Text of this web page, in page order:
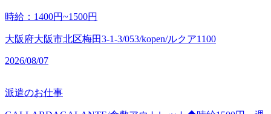
時給 ： 1400円~1500円
大阪府大阪市北区梅田3-1-3/053/kopen/ルクア1100
2026/08/07
派遣のお仕事